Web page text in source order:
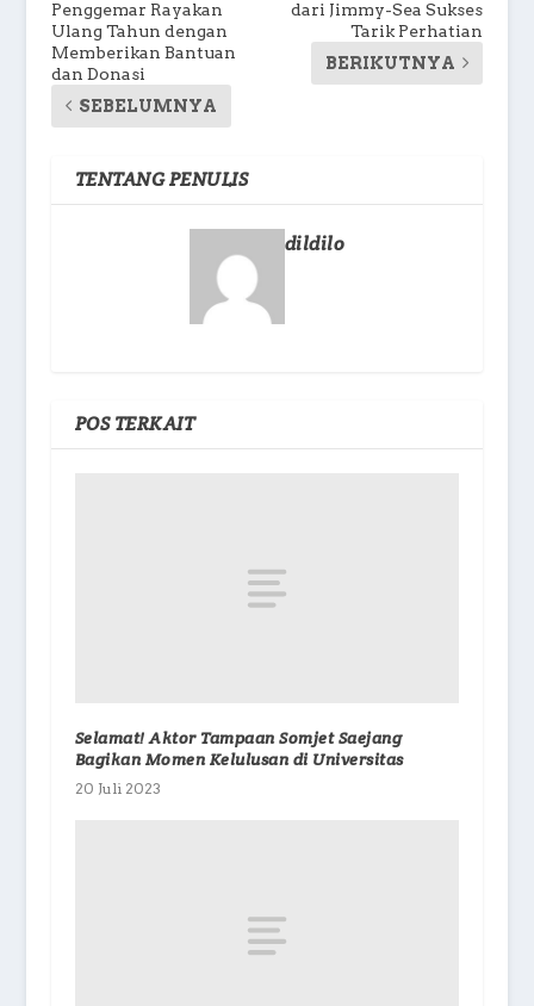
Penggemar Rayakan
Ulang Tahun dengan
Memberikan Bantuan
dan Donasi
SEBELUMNYA
dari Jimmy-Sea Sukses
Tarik Perhatian
BERIKUTNYA
TENTANG PENULIS
dildilo
POS TERKAIT
Selamat! Aktor Tampaan Somjet Saejang
Bagikan Momen Kelulusan di Universitas
20 Juli 2023